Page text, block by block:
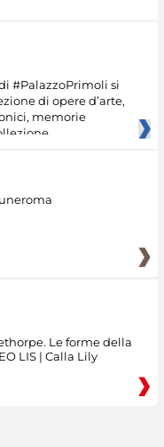
#PalazzoPrimoli si
di opere d’arte,
memorie
Le forme della
LIS | Calla Lily